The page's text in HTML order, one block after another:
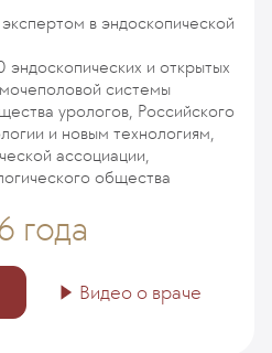
в эндоскопической
и открытых
системы
урологов, Российского
и новым технологиям,
ассоциации,
общества
года
Видео о враче